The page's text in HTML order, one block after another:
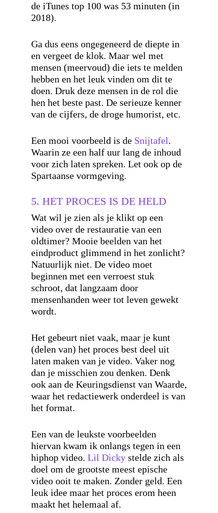
de iTunes top 100 was 53 minuten (in
2018).
Ga dus eens ongegeneerd de diepte in
en vergeet de klok. Maar wel met
mensen (meervoud) die iets te melden
hebben en het leuk vinden om dit te
doen. Druk deze mensen in de rol die
hen het beste past. De serieuze kenner
van de cijfers, de droge humorist, etc.
Een mooi voorbeeld is de Snijtafel.
Waarin ze een half uur lang de inhoud
voor zich laten spreken. Let ook op de
Spartaanse vormgeving.
5. HET PROCES IS DE HELD
Wat wil je zien als je klikt op een
video over de restauratie van een
oldtimer? Mooie beelden van het
eindproduct glimmend in het zonlicht?
Natuurlijk niet. De video moet
beginnen met een verroest stuk
schroot, dat langzaam door
mensenhanden weer tot leven gewekt
wordt.
Het gebeurt niet vaak, maar je kunt
(delen van) het proces best deel uit
laten maken van je video. Vaker nog
dan je misschien zou denken. Denk
ook aan de Keuringsdienst van Waarde,
waar het redactiewerk onderdeel is van
het format.
Een van de leukste voorbeelden
hiervan kwam ik onlangs tegen in een
hiphop video. Lil Dicky stelde zich als
doel om de grootste meest epische
video ooit te maken. Zonder geld. Een
leuk idee maar het proces erom heen
maakt het helemaal af.